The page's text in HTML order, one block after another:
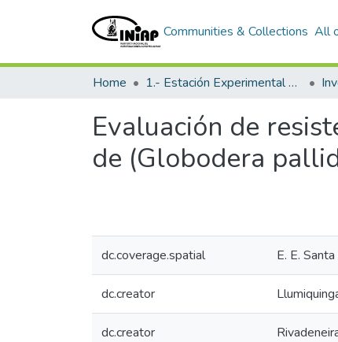
Communities & Collections All
Home 1.- Estación Experimental Santa Catalina
Evaluación de
de (Globodera
dc.coverage.spatial E. E.
dc.creator
dc.creator